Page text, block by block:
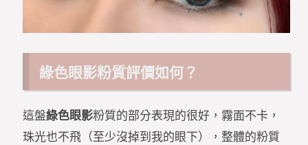
綠色眼影粉質評價如何？
這盤綠色眼影粉質的部分表現的很好，霧面不卡，
珠光也不飛（至少沒掉到我的眼下），整體的粉質